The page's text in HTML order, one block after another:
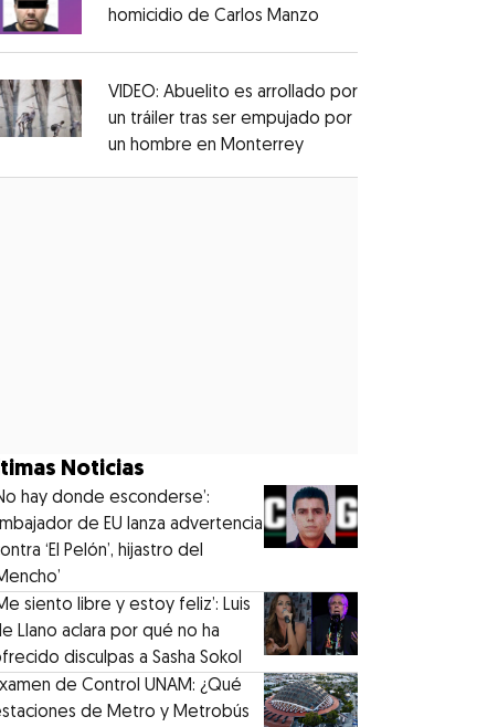
in new window
homicidio de Carlos Manzo
in new window
VIDEO: Abuelito es arrollado por
un tráiler tras ser empujado por
un hombre en MonterreyOpens in new
Noticias
hay donde esconderse’:
de EU lanza advertencia
‘El Pelón’, hijastro del
siento libre y estoy feliz’: Luis
Llano aclara por qué no ha
disculpas a Sasha Sokol
de Control UNAM: ¿Qué
de Metro y Metrobús